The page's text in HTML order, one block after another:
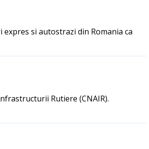
si autostrazi din Romania ca
Rutiere (CNAIR).